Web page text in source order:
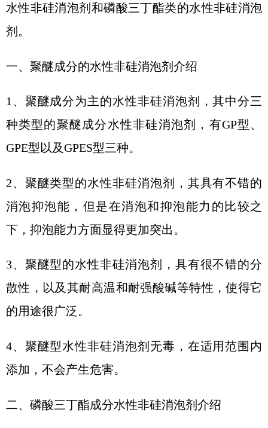
水性非硅消泡剂和磷酸三丁酯类的水性非硅消泡
剂。
一、聚醚成分的水性非硅消泡剂介绍
1、 聚醚成分为主的水性非硅消泡剂，其中分三
种类型的聚醚成分水性非硅消泡剂，有GP型、
GPE型以及GPES型三种。
2、 聚醚类型的水性非硅消泡剂，其具有不错的
消泡抑泡能，但是在消泡和抑泡能力的比较之
下，抑泡能力方面显得更加突出。
3、 聚醚型的水性非硅消泡剂，具有很不错的分
散性，以及其耐高温和耐强酸碱等特性，使得它
的用途很广泛。
4、 聚醚型水性非硅消泡剂无毒，在适用范围内
添加，不会产生危害。
二、 磷酸三丁酯成分水性非硅消泡剂介绍